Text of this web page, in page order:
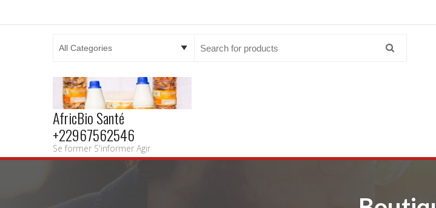
AfricBio Santé
+22967562546
Se former S'informer Agir